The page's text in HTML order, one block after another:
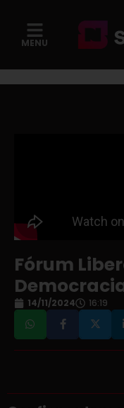
MENU
Fórum
14/11/2024 16:19